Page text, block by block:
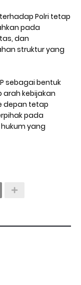
Polri tetap
pada
dan
struktur yang
sebagai bentuk
kebijakan
depan tetap
pada
yang